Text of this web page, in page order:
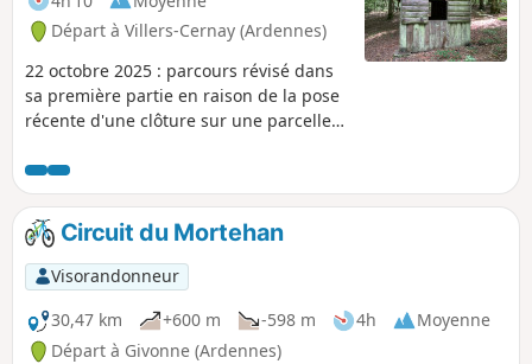
Départ à Villers-Cernay (Ardennes)
22 octobre 2025 : parcours révisé dans
sa première partie en raison de la pose
récente d'une clôture sur une parcelle
forestier parfois sauvage, à proximité de
la Belgique. Il aborde, surtout dans sa
première partie, des espaces naturels
peu fréquentés. Les modestes ruisseaux
y ont façonné un relief étonnant. La
Roche au Sel, Le Gros Chêne, et l’Étang
la Motte mériteront un petit coup d'œil
dans la deuxième partie du parcours.
Circuit du Mortehan
Visorandonneur
30,47 km
+600 m -598 m 4h
Moyenne
Départ à Givonne (Ardennes)